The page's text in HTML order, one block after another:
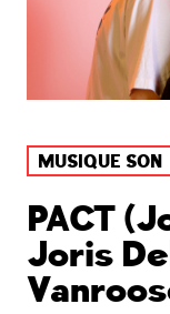
MUSIQUE SON
PACT
Joris